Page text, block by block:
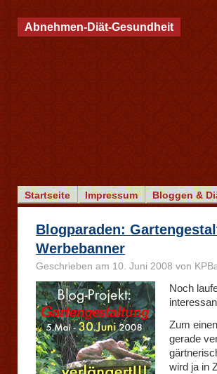
Startseite Impressum Bloggen &
Abnehmen-Diät-Gesundheit
Blogparaden:
Werbebanner
Geschrieben am 10. Juni 2008 von
Noch
Zum
gerade
wird ja in